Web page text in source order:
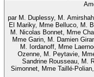
par M. Duplessy, M.
El Mariky, Mme Belluco, M.
M. Nicolas Bonnet, Mme
Mme Garin, M. Damien
M. Iordanoff, Mme
Ozenne, M. Peytavie,
Sandrine Rousseau, M.
Simonnet, Mme Taillé-